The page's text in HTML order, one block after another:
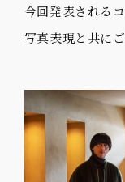
今回発表される
写真表現と共に